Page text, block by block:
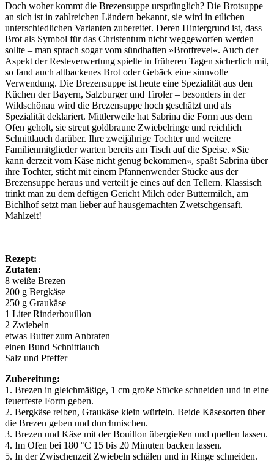
Doch woher kommt die Brezensuppe ursprünglich? Die Brotsuppe
an sich ist in zahlreichen Ländern bekannt, sie wird in etlichen
unterschiedlichen Varianten zubereitet. Deren Hintergrund ist, dass
Brot als Symbol für das Christentum nicht weggeworfen werden
sollte – man sprach sogar vom sündhaften »Brotfrevel«. Auch der
Aspekt der Resteverwertung spielte in früheren Tagen sicherlich mit,
so fand auch altbackenes Brot oder Gebäck eine sinnvolle
Verwendung. Die Brezensuppe ist heute eine Spezialität aus den
Küchen der Bayern, Salzburger und Tiroler – besonders in der
Wildschönau wird die Brezensuppe hoch geschätzt und als
Spezialität deklariert. Mittlerweile hat Sabrina die Form aus dem
Ofen geholt, sie streut goldbraune Zwiebelringe und reichlich
Schnittlauch darüber. Ihre zweijährige Tochter und weitere
Familienmitglieder warten bereits am Tisch auf die Speise. »Sie
kann derzeit vom Käse nicht genug bekommen«, spaßt Sabrina über
ihre Tochter, sticht mit einem Pfannenwender Stücke aus der
Brezensuppe heraus und verteilt je eines auf den Tellern. Klassisch
trinkt man zu dem deftigen Gericht Milch oder Buttermilch, am
Bichlhof setzt man lieber auf hausgemachten Zwetschgensaft.
Mahlzeit!
Rezept:
Zutaten:
8 weiße Brezen
200 g Bergkäse
250 g Graukäse
1 Liter Rinderbouillon
2 Zwiebeln
etwas Butter zum Anbraten
einen Bund Schnittlauch
Salz und Pfeffer
Zubereitung:
1. Brezen in gleichmäßige, 1 cm große Stücke schneiden und in eine
feuerfeste Form geben.
2. Bergkäse reiben, Graukäse klein würfeln. Beide Käsesorten über
die Brezen geben und durchmischen.
3. Brezen und Käse mit der Bouillon übergießen und quellen lassen.
4. Im Ofen bei 180 °C 15 bis 20 Minuten backen lassen.
5. In der Zwischenzeit Zwiebeln schälen und in Ringe schneiden.